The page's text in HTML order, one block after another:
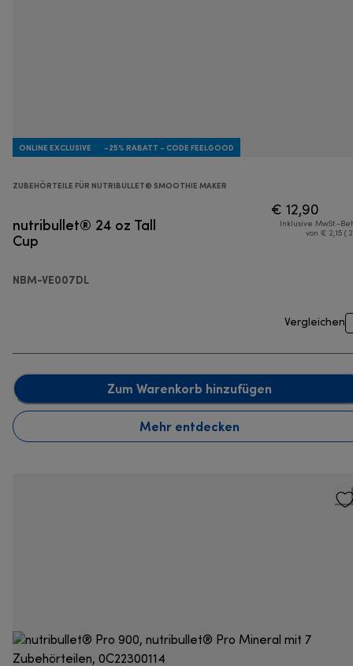
ONLINE EXCLUSIVE -25% RABATT - CODE FEELGOOD
ZUBEHÖRTEILE FÜR NUTRIBULLET® SMOOTHIE MAKER
nutribullet® 24 oz Tall
Cup
NBM-VE007DL
€ 12,90
Inklusive MwSt.-
von € 2,15 (
Vergleichen
Zum Warenkorb hinzufügen
Mehr entdecken